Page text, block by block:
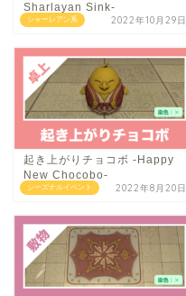
シャーレアン系
Sharlayan Sink-
2022年10月29日
シーズナルイベント
起き上がりチョコボ -Happy
New Chocobo-
2022年8月20日